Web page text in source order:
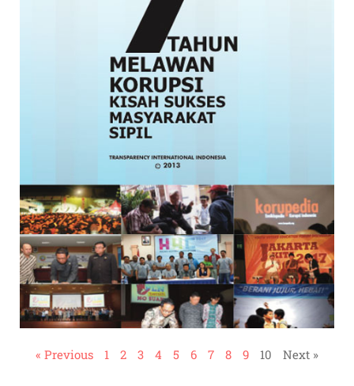
« Previous 1 2 3 4 5 6 7 8 9 10 Next »